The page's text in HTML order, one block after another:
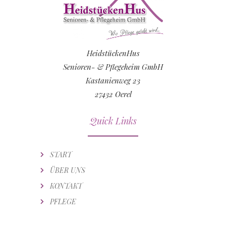
HeidstückenHus
Senioren- & Pflegeheim GmbH
Kastanienweg 23
27432 Oerel
Quick Links
START
ÜBER UNS
KONTAKT
PFLEGE